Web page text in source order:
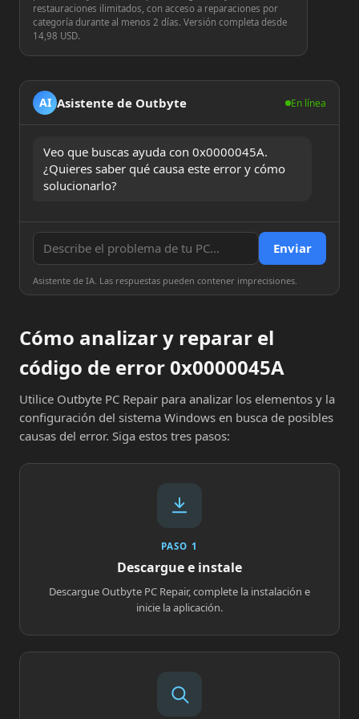
restauraciones ilimitados, con acceso a reparaciones por
categoría durante al menos 2 días. Versión completa desde
14,98 USD.
AI Asistente de Outbyte En línea
Veo que buscas ayuda con 0x0000045A.
¿Quieres saber qué causa este error y cómo
solucionarlo?
Enviar
Asistente de IA. Las respuestas pueden contener imprecisiones.
Cómo analizar y reparar el
código de error 0x0000045A
Utilice Outbyte PC Repair para analizar los elementos y la
configuración del sistema Windows en busca de posibles
causas del error. Siga estos tres pasos:
PASO 1
Descargue e instale
Descargue Outbyte PC Repair, complete la instalación e
inicie la aplicación.